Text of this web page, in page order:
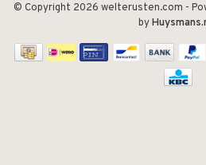
© Copyright 2026 welterusten.com -
by